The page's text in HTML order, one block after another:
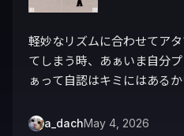
軽妙なリズムに合わせてア
てしまう時、あぁいま自分
ぁって自認はキミにはあるか
a_dachMay 4, 2026